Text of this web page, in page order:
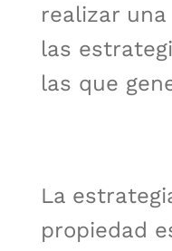
realizar
las
las que
La
propiedad